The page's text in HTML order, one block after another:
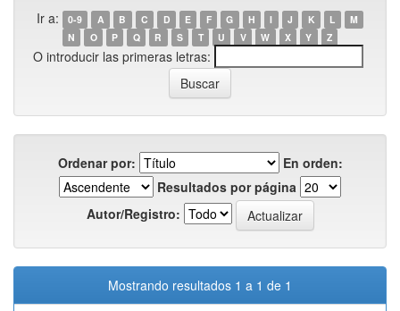
Ir a: 0-9 A B C D E F G H I J K L
M
N
O P Q R S T U V W X Y Z
O introducir las primeras letras:
Ordenar por:
En orden:
Resultados por página
Autor/Registro:
Mostrando resultados 1 a 1 de 1